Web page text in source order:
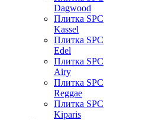
Dagwood
Плитка SPC
Kassel
Плитка SPC
Edel
Плитка SPC
Airy
Плитка SPC
Reggae
Плитка SPC
Kiparis